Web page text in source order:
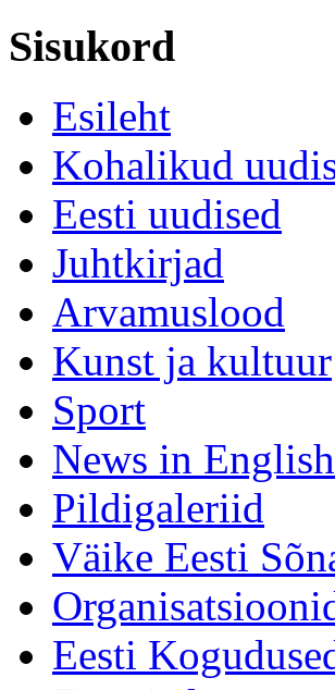
Sisukord
Esileht
Kohalikud
Eesti uudised
Juhtkirjad
Arvamuslood
Kunst ja kultuur
Sport
News in English
Pildigaleriid
Väike Eesti
Eesti